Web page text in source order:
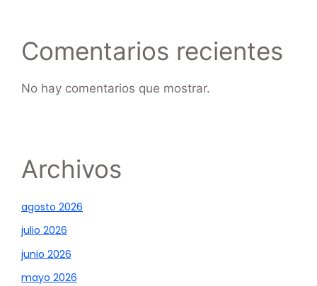
Comentarios recientes
No hay comentarios que mostrar.
Archivos
agosto 2026
julio 2026
junio 2026
mayo 2026